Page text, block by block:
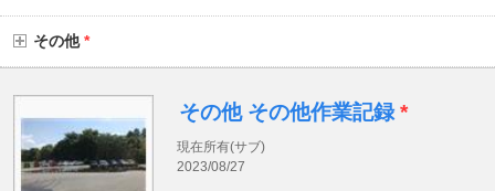
その他*
その他 その他作業記録*
現在所有(サブ)
2023/08/27